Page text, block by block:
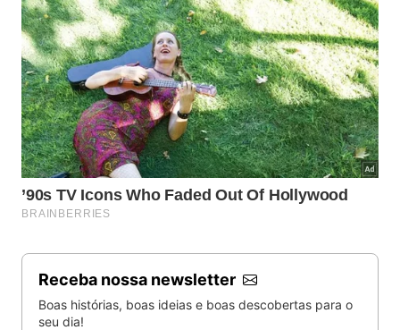
Receba nossa newsletter
Boas histórias, boas ideias e boas descobertas para o
seu dia!